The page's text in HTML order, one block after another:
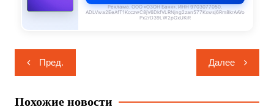
Реклама. ООО «ОЗОН Банк». ИНН 9703077050.
ADLVwa2EeAfT1KcczwC8jV6DkfVLRNjng2zan577Kxwsj6Rm8krAAYo
Px2rD39LW2pGxUKiR
Навигация
по
записям
Пред. Далее
Похожие новости